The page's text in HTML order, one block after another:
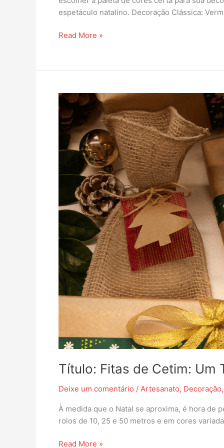
espetáculo natalino. Decoração Clássica:
Read More »
Título: Fitas de Cetim: Um
Deixe um comentário / Artesanato, Decoração,
À medida que o Natal se aproxima, é hora de
rolos de 10, 25 e 50 metros e em cores
Título:
Fitas
de
Cetim:
Um
Especial
Decorações
de
Read More »